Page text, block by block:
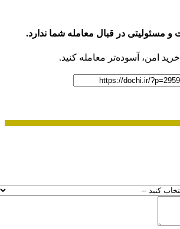
مسئولیتی در قبال معامله شما ندارد.
امن، آسوده‌تر معامله کنید.